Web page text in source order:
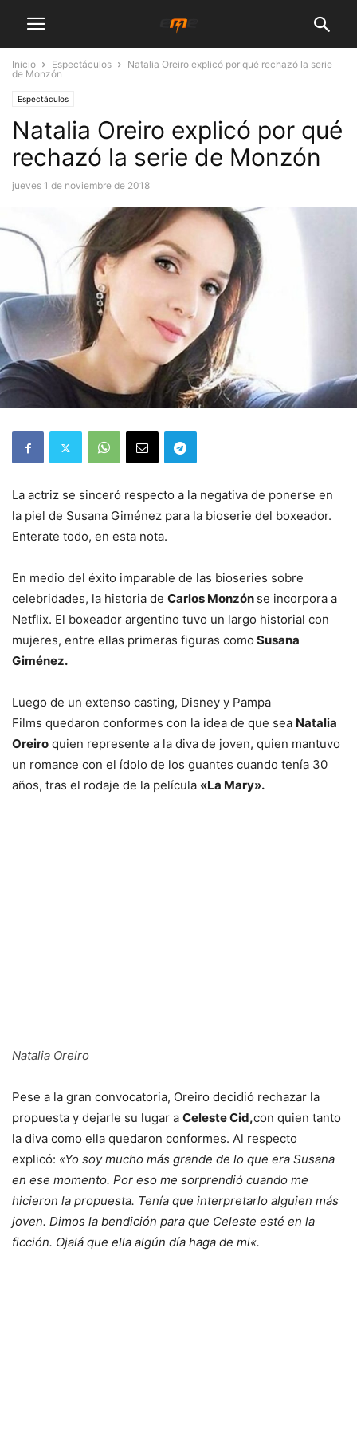
Inicio Espectáculos
Natalia Oreiro explicó por qué rechazó la serie
de Monzón
Espectáculos
Natalia Oreiro explicó por qué
rechazó la serie de Monzón
jueves 1 de noviembre de 2018
La actriz se sinceró respecto a la negativa de ponerse en
la piel de Susana Giménez para la bioserie del boxeador.
Enterate todo, en esta nota.
En medio del éxito imparable de las bioseries sobre
celebridades, la historia de Carlos Monzón se incorpora a
Netflix. El boxeador argentino tuvo un largo historial con
mujeres, entre ellas primeras figuras como Susana
Giménez.
Luego de un extenso casting, Disney y Pampa
Films quedaron conformes con la idea de que sea Natalia
Oreiro quien represente a la diva de joven, quien mantuvo
un romance con el ídolo de los guantes cuando tenía 30
años, tras el rodaje de la película «La Mary».
Natalia Oreiro
Pese a la gran convocatoria, Oreiro decidió rechazar la
propuesta y dejarle su lugar a Celeste Cid,con quien tanto
la diva como ella quedaron conformes. Al respecto
explicó: «Yo soy mucho más grande de lo que era Susana
en ese momento. Por eso me sorprendió cuando me
hicieron la propuesta. Tenía que interpretarlo alguien más
joven. Dimos la bendición para que Celeste esté en la
ficción. Ojalá que ella algún día haga de mi«.